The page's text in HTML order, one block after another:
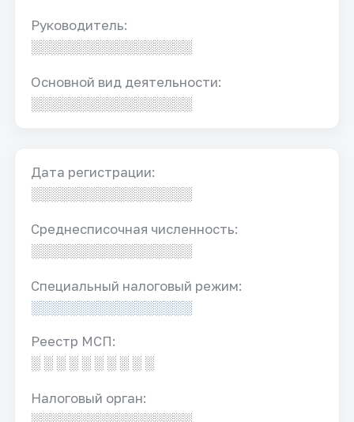
Руководитель:
░░░░░░░░░░░░░░░░░
Основной вид деятельности:
░░░░░░░░░░░░░░░░░
Дата регистрации:
░░░░░░░░░░░░░░░░░
Среднесписочная численность:
░░░░░░░░░░░░░░░░░
Специальный налоговый режим:
░░░░░░░░░░░░░░░░░
Реестр МСП:
░ ░ ░ ░ ░ ░ ░ ░ ░ ░
Налоговый орган: